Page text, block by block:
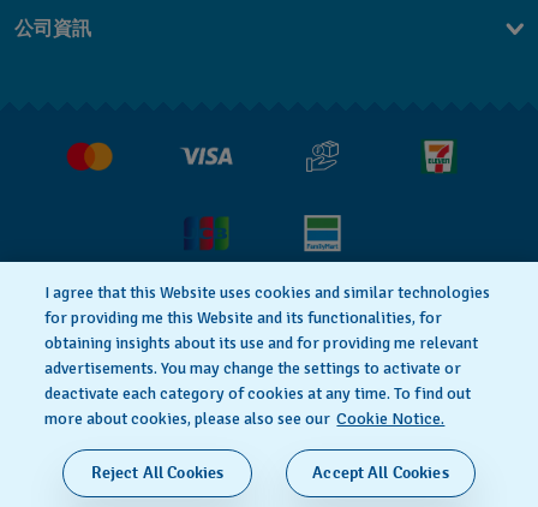
常見問題解答
公司資訊
隱私權政策 Cookie notice
使用者條款
瑞士製造
I agree that this Website uses cookies and similar technologies
for providing me this Website and its functionalities, for
obtaining insights about its use and for providing me relevant
advertisements. You may change the settings to activate or
deactivate each category of cookies at any time. To find out
more about cookies, please also see our Cookie Notice.
Reject All Cookies Accept All Cookies